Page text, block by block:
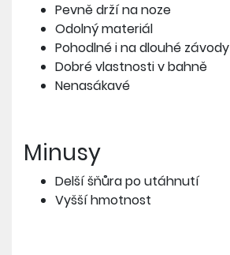
Pevně drží na noze
Odolný materiál
Pohodlné i na dlouhé závody
Dobré vlastnosti v bahně
Nenasákavé
Minusy
Delší šňůra po utáhnutí
Vyšší hmotnost